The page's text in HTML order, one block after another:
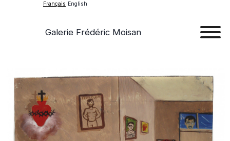
Français English
Galerie Frédéric Moisan